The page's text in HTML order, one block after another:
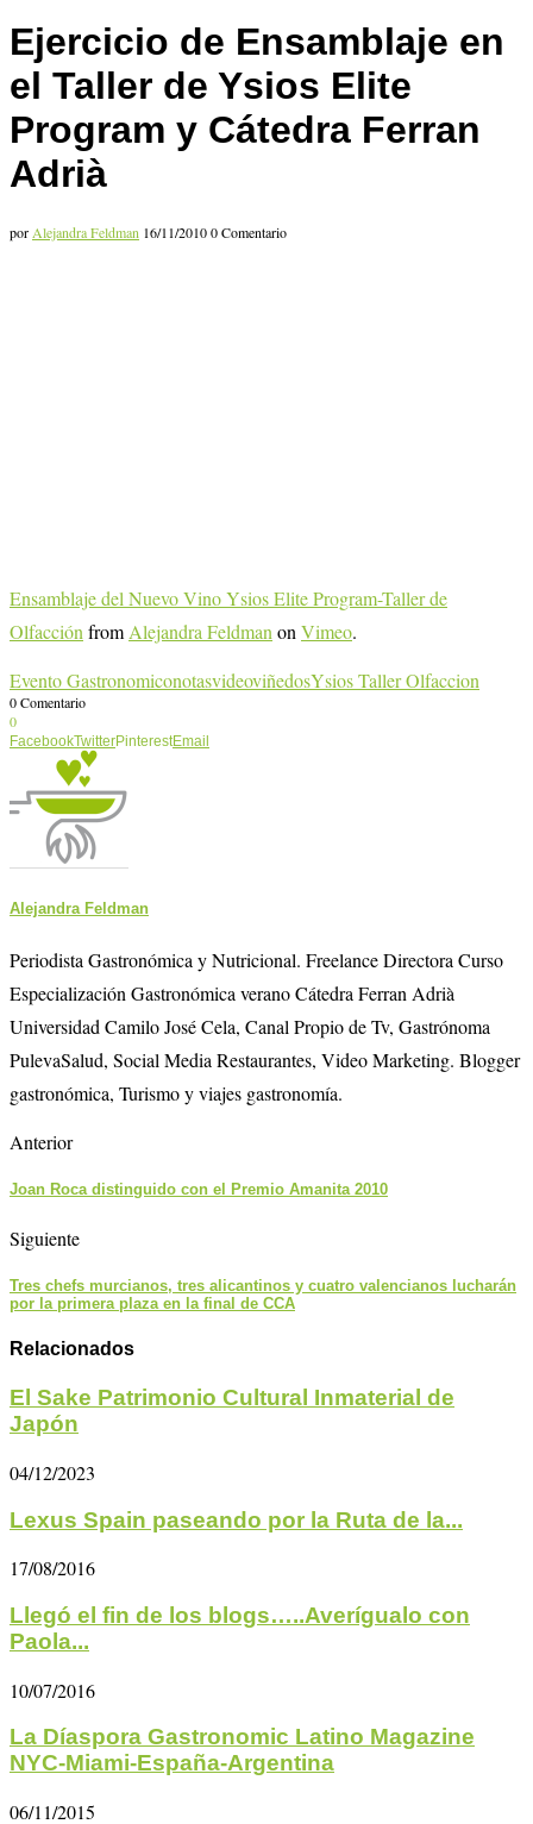
Ejercicio de Ensamblaje en
el Taller de Ysios Elite
Program y Cátedra Ferran
Adrià
por Alejandra Feldman 16/11/20100 Comentario
Ensamblaje del Nuevo Vino Ysios Elite Program-Taller de
Olfacción from Alejandra Feldman on Vimeo.
Evento GastronomiconotasvideoviñedosYsios Taller Olfaccion
0 Comentario
0
FacebookTwitterPinterestEmail
Alejandra Feldman
Periodista Gastronómica y Nutricional. Freelance Directora Curso
Especialización Gastronómica verano Cátedra Ferran Adrià
Universidad Camilo José Cela, Canal Propio de Tv, Gastrónoma
PulevaSalud, Social Media Restaurantes, Video Marketing. Blogger
gastronómica, Turismo y viajes gastronomía.
Anterior
Joan Roca distinguido con el Premio Amanita 2010
Siguiente
Tres chefs murcianos, tres alicantinos y cuatro valencianos lucharán
por la primera plaza en la final de CCA
Relacionados
El Sake Patrimonio Cultural Inmaterial de
Japón
04/12/2023
Lexus Spain paseando por la Ruta de la...
17/08/2016
Llegó el fin de los blogs…..Averígualo con
Paola...
10/07/2016
La Díaspora Gastronomic Latino Magazine
NYC-Miami-España-Argentina
06/11/2015